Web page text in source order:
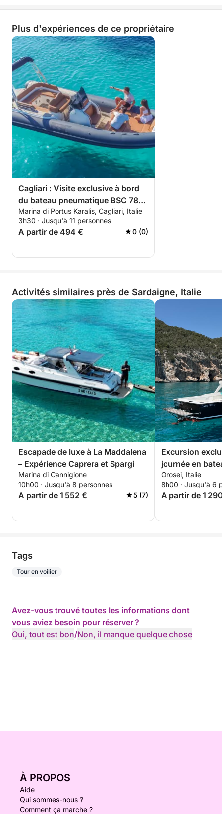
Plus d'expériences de ce propriétaire
Cagliari : Visite exclusive à bord
du bateau pneumatique BSC 785
Elegance
Marina di Portus Karalis, Cagliari, Italie
3h30 · Jusqu'à 11 personnes
A partir de 494 € 0 (0)
Activités similaires près de Sardaigne, Italie
Escapade de luxe à La Maddalena
– Expérience Caprera et Spargi
Marina di Cannigione
10h00 · Jusqu'à 8 personnes
A partir de 1 552 € 5 (7)
Excursion
journée en
d'Orosei
Orosei, Italie
8h00 · Jusqu'à 6
A partir de 1
Tags
Tour en voilier
Avez-vous trouvé toutes les informations dont
vous aviez besoin pour réserver ?
Oui, tout est bon/Non, il manque quelque chose
À PROPOS
Aide
Qui sommes-nous ?
Comment ça marche ?